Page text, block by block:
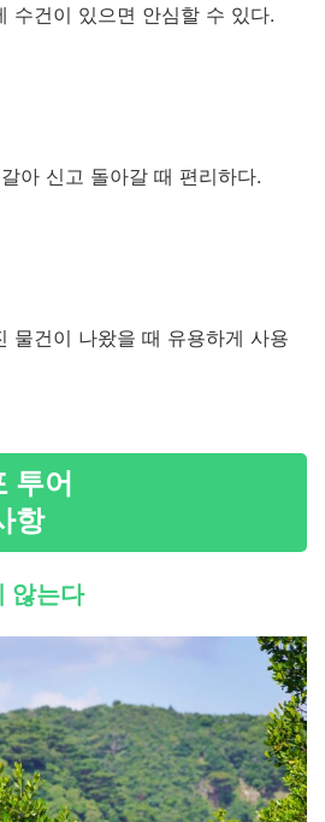
수건이 있으면 안심할 수 있다.
아 신고 돌아갈 때 편리하다.
물건이 나왔을 때 유용하게 사용
투어
항
않는다